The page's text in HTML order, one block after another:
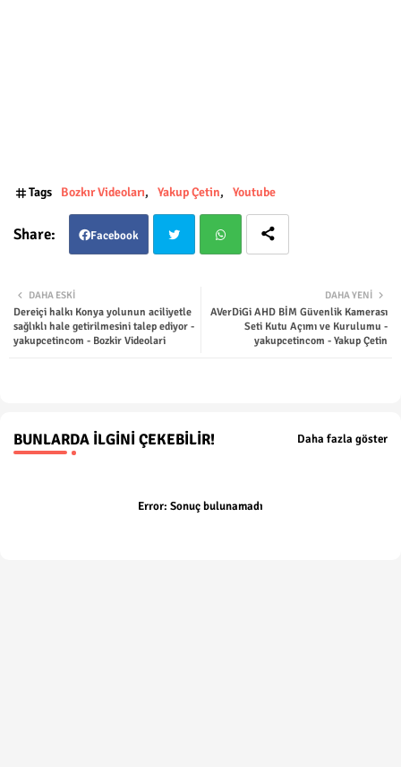
Tags Bozkır Videoları Yakup Çetin Youtube
Facebook
ter tsap
DAHA YENI
AVerDiGi AHD BİM Güvenlik Kamerası
Seti Kutu Açımı ve Kurulumu -
yakupcetincom - Yakup Çetin
DAHA ESKI
Dereiçi halkı Konya yolunun aciliyetle
sağlıklı hale getirilmesini talep ediyor -
yakupcetincom - Bozkir Videolari
BUNLARDA İLGINI ÇEKEBILIR! Daha fazla göster
Error: Sonuç bulunamadı